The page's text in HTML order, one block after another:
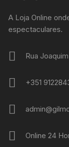
A Loja Online
espectaculares.
Rua
+351
Online 24